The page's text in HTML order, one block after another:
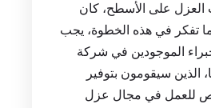
على الأسطح، كان
تفكر في هذه الخطوة، يجب
الموجودين في شركة
الذين سيقومون بتوفير
للعمل في مجال عزل